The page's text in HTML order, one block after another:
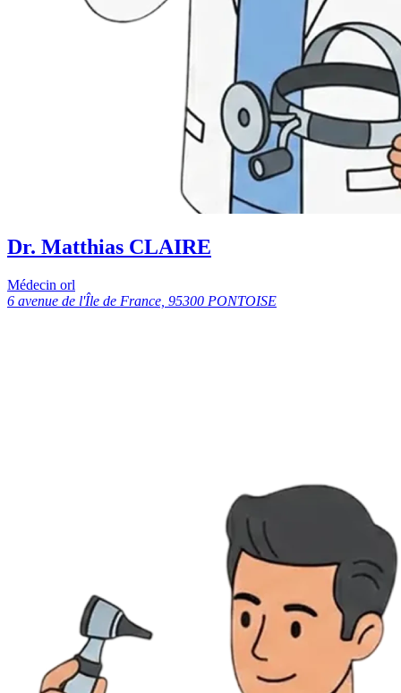
Dr. Matthias CLAIRE
Médecin orl
6 avenue de l'Île de France, 95300 PONTOISE